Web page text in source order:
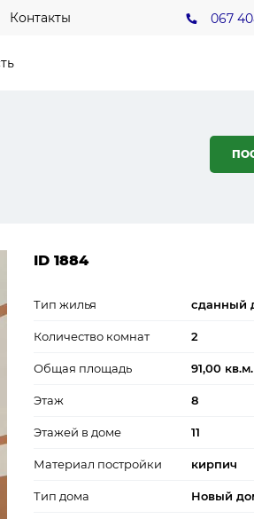
Контакты 067
ID 1884
Тип жилья сданный
Количество комнат 2
Общая площадь 91,00 кв.м.
Этаж 8
Этажей в доме 11
Материал постройки кирпич
Тип дома Новый